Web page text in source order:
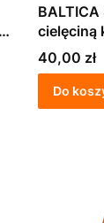
BALTICA
cielęciną
1kg
Cena
40,00 zł
Do